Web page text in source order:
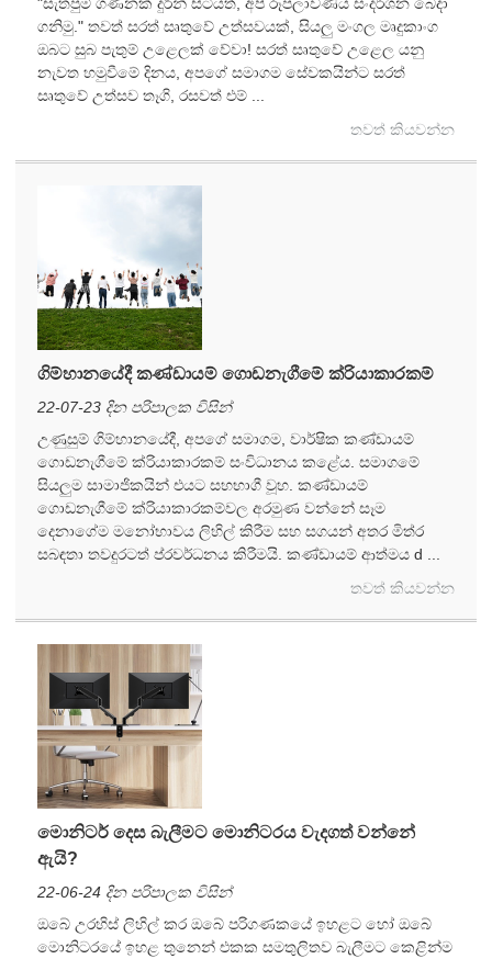
ගනිමු." තවත් සරත් සෘතුවේ උත්සවයක්, සියලු මංගල මෘදුකාංග
ඔබට සුබ පැතුම් උළෙලක් වේවා! සරත් සෘතුවේ උළෙල යනු
නැවත හමුවීමේ දිනය, අපගේ සමාගම සේවකයින්ට සරත්
සෘතුවේ උත්සව තෑගි, රසවත් එම් ...
තවත් කියවන්න
ගිම්හානයේදී කණ්ඩායම් ගොඩනැගීමේ ක්රියාකාරකම්
22-07-23 දින පරිපාලක විසින්
උණුසුම් ගිම්හානයේදී, අපගේ සමාගම, වාර්ෂික කණ්ඩායම්
ගොඩනැගීමේ ක්රියාකාරකම් සංවිධානය කළේය. සමාගමේ
සියලුම සාමාජිකයින් එයට සහභාගී වූහ. කණ්ඩායම්
ගොඩනැගීමේ ක්රියාකාරකම්වල අරමුණ වන්නේ සෑම
දෙනාගේම මනෝභාවය ලිහිල් කිරීම සහ සගයන් අතර මිත්ර
සබඳතා තවදුරටත් ප්රවර්ධනය කිරීමයි. කණ්ඩායම් ආත්මය d ...
තවත් කියවන්න
මොනිටර් දෙස බැලීමට මොනිටරය වැදගත් වන්නේ
ඇයි?
22-06-24 දින පරිපාලක විසින්
ඔබේ උරහිස් ලිහිල් කර ඔබේ පරිගණකයේ ඉහළට හෝ ඔබේ
මොනිටරයේ ඉහළ තුනෙන් එකක සමතුලිතව බැලීමට කෙළින්ම